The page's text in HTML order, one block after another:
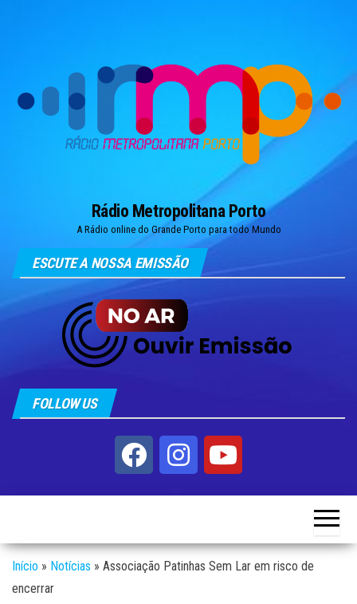
Rádio Metropolitana Porto
A Rádio online do Grande Porto para todo Mundo
ESCUTE A NOSSA EMISSÃO
FOLLOW US
Início » Notícias » Associação Patinhas Sem Lar em risco de
encerrar